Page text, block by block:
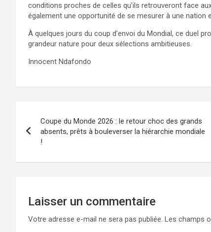
conditions proches de celles qu’ils retrouveront face
également une opportunité de se mesurer à une nation
À quelques jours du coup d’envoi du Mondial, ce duel
grandeur nature pour deux sélections ambitieuses.
Innocent Ndafondo
de
Coupe du Monde 2026 : le retour choc des grands
absents, prêts à bouleverser la hiérarchie mondiale
!
Laisser un commentaire
Votre adresse e-mail ne sera pas publiée. Les champs